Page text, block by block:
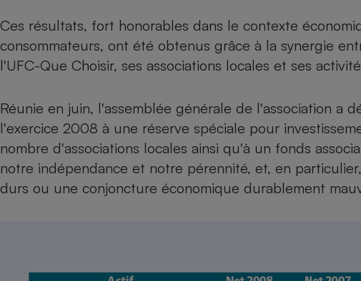
Ces résultats, fort honorables dans le contexte
consommateurs, ont été obtenus grâce à la synergie
l'UFC-Que Choisir, ses associations locales et ses
Réunie en juin, l'assemblée générale de l'association a
l'exercice 2008 à une réserve spéciale pour
nombre d'associations locales ainsi qu'à un fonds
notre indépendance et notre pérennité, et, en
durs ou une conjoncture économique durablement
Complément
alimentaire
Assurance emprunteur
Comparateur auto
Comparatif centrale vapeur
Petit électroménager -
Informatique
Internet
Téléviseur
Sécurité domestique
Mutuelle
connexion Internet